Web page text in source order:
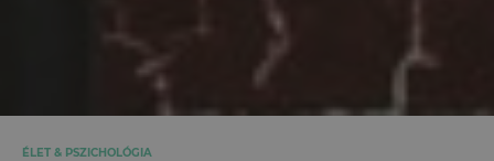
ÉLET & PSZICHOLÓGIA